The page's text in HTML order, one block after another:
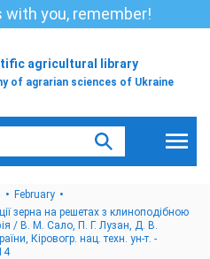
you, remember!
agricultural library
of agrarian sciences of Ukraine
February
зерна на решетах з клиноподібною
/ В. М. Сало, П. Г. Лузан, Д. В.
Кіровогр. нац. техн. ун-т. -